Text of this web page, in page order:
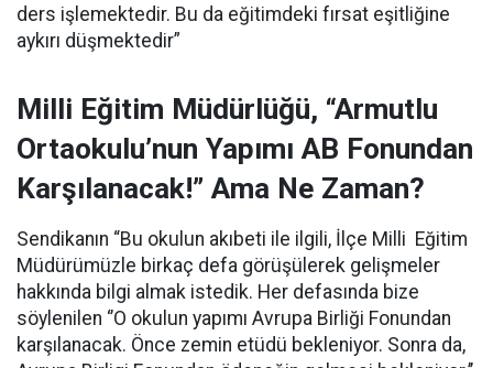
ders işlemektedir. Bu da eğitimdeki fırsat eşitliğine
aykırı düşmektedir”
Milli Eğitim Müdürlüğü, “Armutlu
Ortaokulu’nun Yapımı AB Fonundan
Karşılanacak!” Ama Ne Zaman?
Sendikanın “Bu okulun akıbeti ile ilgili, İlçe Milli Eğitim
Müdürümüzle birkaç defa görüşülerek gelişmeler
hakkında bilgi almak istedik. Her defasında bize
söylenilen ‘’O okulun yapımı Avrupa Birliği Fonundan
karşılanacak. Önce zemin etüdü bekleniyor. Sonra da,